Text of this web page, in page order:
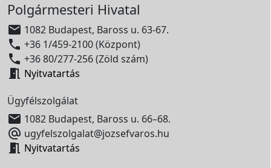
Polgármesteri Hivatal
 1082 Budapest, Baross u. 63-67.
 +36 1/459-2100 (Központ)
 +36 80/277-256 (Zöld szám)
 Nyitvatartás
Ügyfélszolgálat
 1082 Budapest, Baross u. 66–68.
 ugyfelszolgalat@jozsefvaros.hu
 Nyitvatartás